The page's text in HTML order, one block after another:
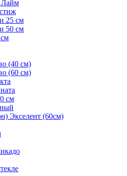
Лайм
25 см
50 см
(40 cм)
(60 см)
см
Экселент (60см)